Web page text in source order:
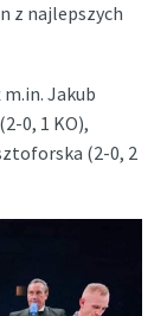
z najlepszych
Jakub
0, 1 KO),
(2-0, 2